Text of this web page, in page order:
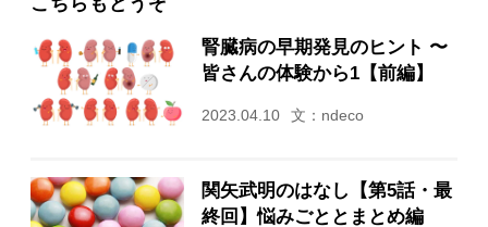
腎臓病の早期発見のヒント 〜
皆さんの体験から1【前編】
2023.04.10 文：ndeco
関矢武明のはなし【第5話・最
終回】悩みごととまとめ編